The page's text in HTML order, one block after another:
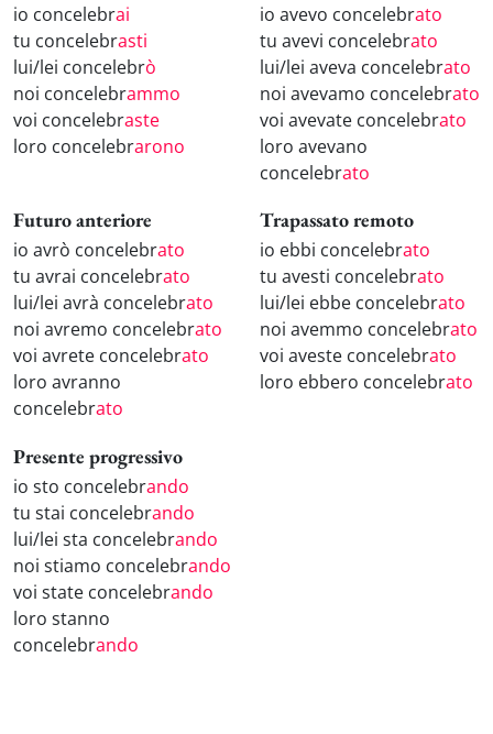
io concelebrai
tu concelebrasti
lui/lei concelebrò
noi concelebrammo
voi concelebraste
loro concelebrarono
io avevo concelebrato
tu avevi concelebrato
lui/lei aveva concelebrato
noi avevamo concelebrato
voi avevate concelebrato
loro avevano
concelebrato
Futuro anteriore
io avrò concelebrato
tu avrai concelebrato
lui/lei avrà concelebrato
noi avremo concelebrato
voi avrete concelebrato
loro avranno
concelebrato
Trapassato remoto
io ebbi concelebrato
tu avesti concelebrato
lui/lei ebbe concelebrato
noi avemmo concelebrato
voi aveste concelebrato
loro ebbero concelebrato
Presente progressivo
io sto concelebrando
tu stai concelebrando
lui/lei sta concelebrando
noi stiamo concelebrando
voi state concelebrando
loro stanno
concelebrando